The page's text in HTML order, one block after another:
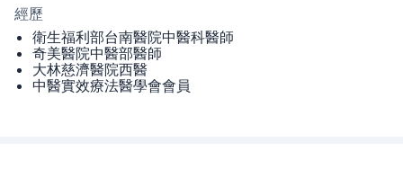
經歷
衛生福利部台南醫院中醫科醫師
奇美醫院中醫部醫師
大林慈濟醫院西醫
中醫實效療法醫學會會員